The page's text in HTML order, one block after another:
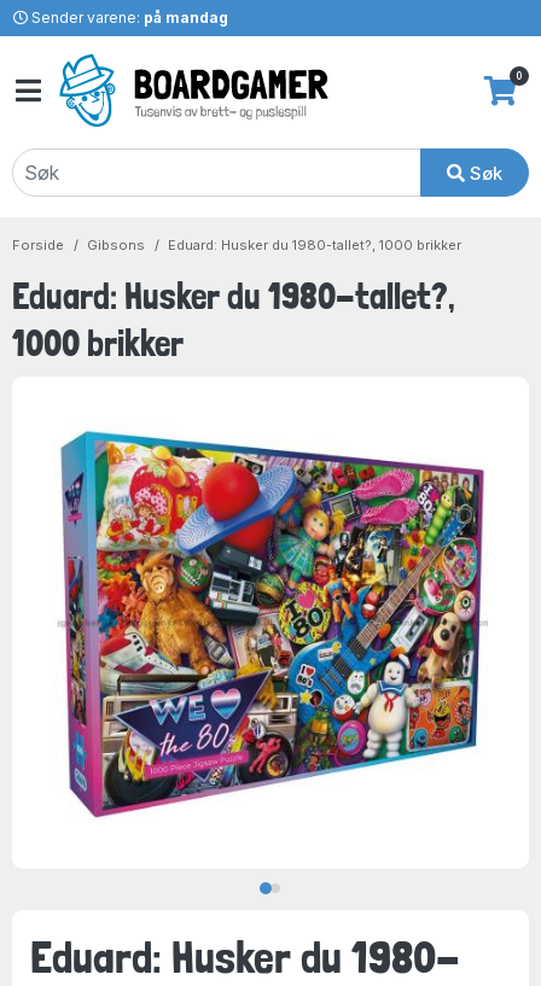
Sender varene: på mandag
Søk
0
Forside Gibsons Eduard: Husker du 1980-tallet?, 1000 brikker
Eduard: Husker du 1980-tallet?,
1000 brikker
Eduard: Husker du 1980-